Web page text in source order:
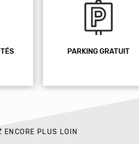
PARKING GRATUIT
ENCORE PLUS LOIN